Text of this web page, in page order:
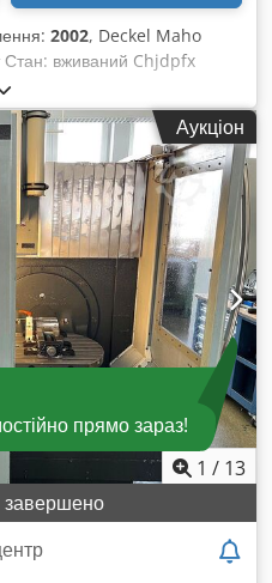
2002, Deckel Maho
Стан: вживаний Chjdpfx
Напрацювання: 34 739
годин Технічні дані:
позицій інструмента:
мм / 400 мм / 400 мм
безступінчасто Розмір
стіл Потужність
9 кВт / при 40%
загалом 17 кВА Вага:
близько 2 100 мм x 1 520
140 мм
Аукціон
прямо зараз!
1 / 13
завершено